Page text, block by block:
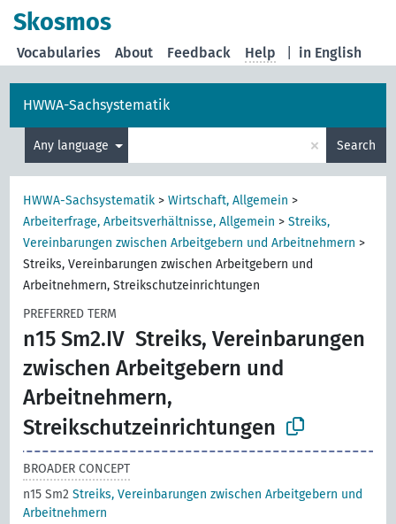
Skosmos
in English
Vocabularies About Feedback Help
HWWA-Sachsystematik
Any language × Search
HWWA-Sachsystematik >Wirtschaft, Allgemein >
Arbeiterfrage, Arbeitsverhältnisse, Allgemein >Streiks,
Vereinbarungen zwischen Arbeitgebern und Arbeitnehmern >
Streiks, Vereinbarungen zwischen Arbeitgebern und
Arbeitnehmern, Streikschutzeinrichtungen
PREFERRED TERM
n15 Sm2.IV Streiks, Vereinbarungen
zwischen Arbeitgebern und
Arbeitnehmern,
Streikschutzeinrichtungen
BROADER CONCEPT
n15 Sm2Streiks, Vereinbarungen zwischen Arbeitgebern und
Arbeitnehmern